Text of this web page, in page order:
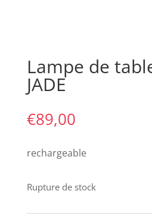
Lampe de
JADE
€89,00
rechargeable
Rupture de stock